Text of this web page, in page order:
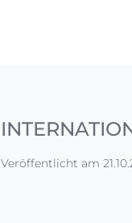
Veröffentlicht am